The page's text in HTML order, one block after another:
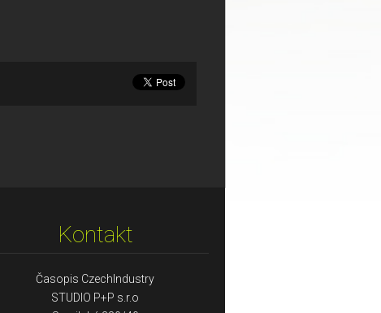
Kontakt
Časopis CzechIndustry
STUDIO P+P s.r.o